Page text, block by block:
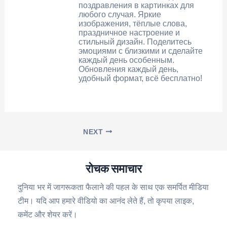
поздравления в картинках для
любого случая. Яркие
изображения, тёплые слова,
праздничное настроение и
стильный дизайн. Поделитесь
эмоциями с близкими и сделайте
каждый день особенным.
Обновления каждый день,
удобный формат, всё бесплатно!
NEXT
रोचक समाचार
दुनिया भर में जागरूकता फैलाने की पहल के साथ एक समर्पित मीडिया
टीम। यदि आप हमारे वीडियो का आनंद लेते हैं, तो कृपया लाइक,
कमेंट और शेयर करें।